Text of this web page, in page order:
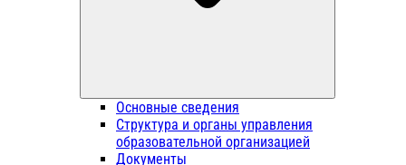
Основные сведения
Структура и органы управления
образовательной организацией
Документы